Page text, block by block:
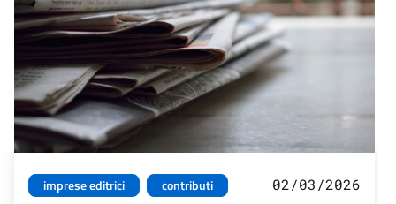
imprese editrici
contributi
02/03/2026